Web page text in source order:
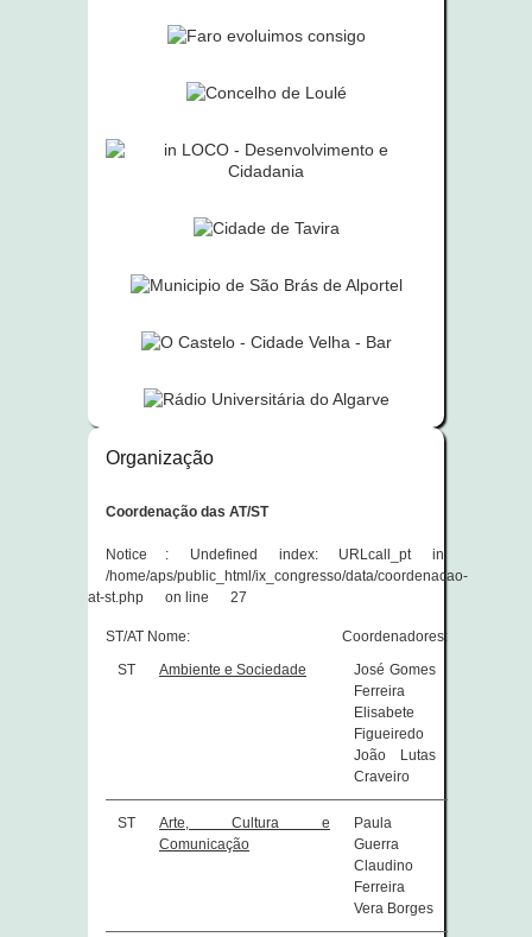
Organização
Coordenação das AT/ST
Notice
: Undefined index: URLcall_pt in
/home/aps/public_html/ix_congresso/data/coordenacao-
at-st.php
on line 27
ST/AT Nome:
Coordenadores:
ST
Ambiente e Sociedade
José Gomes
Ferreira
Elisabete
Figueiredo
João Lutas
Craveiro
ST
Arte, Cultura e
Comunicação
Paula
Guerra
Claudino
Ferreira
Vera Borges